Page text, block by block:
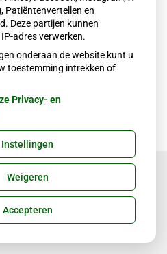
en keuringen
Online|Beheer
instellingen Voorwaarden
Patiëntenvertellen en
Deze partijen kunnen
adres verwerken.
onderaan de website kunt u
toestemming intrekken of
Privacy- en
Instellingen
Weigeren
Accepteren